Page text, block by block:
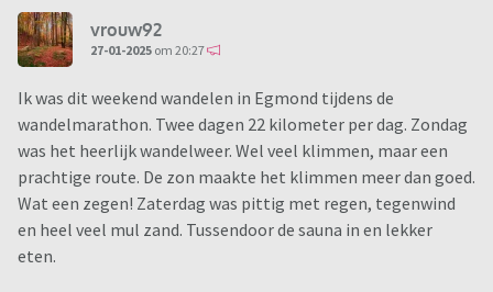
vrouw92
27-01-2025 om 20:27
Ik was dit weekend wandelen in Egmond tijdens de
wandelmarathon. Twee dagen 22 kilometer per dag. Zondag
was het heerlijk wandelweer. Wel veel klimmen, maar een
prachtige route. De zon maakte het klimmen meer dan goed.
Wat een zegen! Zaterdag was pittig met regen, tegenwind
en heel veel mul zand. Tussendoor de sauna in en lekker
eten.